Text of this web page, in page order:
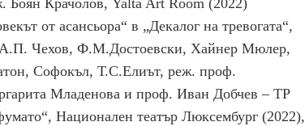
Боян Крачолов, Yalta Art Room (2022)
от асансьора“ в „Декалог на тревогата“,
Чехов, Ф.М.Достоевски, Хайнер Мюлер,
Софокъл, Т.С.Елиът, реж. проф.
Младенова и проф. Иван Добчев – ТР
Национален театър Люксембург (2022),